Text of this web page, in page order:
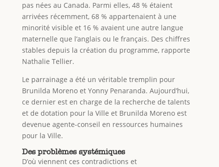
pas nées au Canada. Parmi elles, 48 % étaient
arrivées récemment, 68 % appartenaient à une
minorité visible et 16 % avaient une autre langue
maternelle que l’anglais ou le français. Des chiffres
stables depuis la création du programme, rapporte
Nathalie Tellier.
Le parrainage a été un véritable tremplin pour
Brunilda Moreno et Yonny Penaranda. Aujourd’hui,
ce dernier est en charge de la recherche de talents
et de dotation pour la Ville et Brunilda Moreno est
devenue agente-conseil en ressources humaines
pour la Ville.
Des problèmes systémiques
D’où viennent ces contradictions et